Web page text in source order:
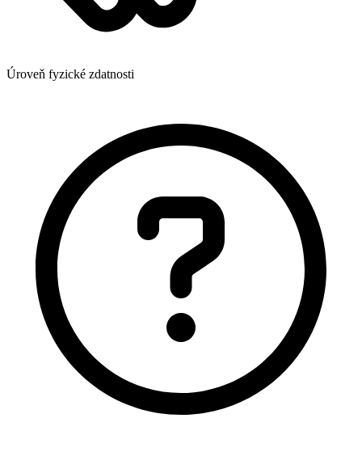
Úroveň fyzické zdatnosti